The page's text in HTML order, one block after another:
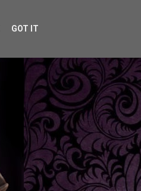
GOT IT